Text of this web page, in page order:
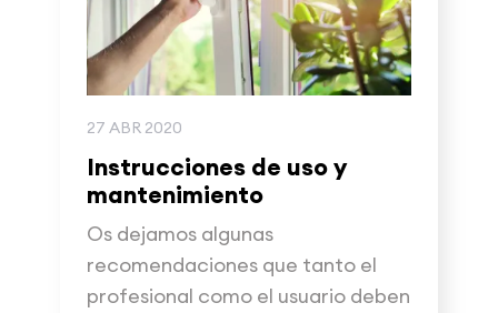
27 ABR 2020
Instrucciones de uso y
mantenimiento
Os dejamos algunas
recomendaciones que tanto el
profesional como el usuario deben